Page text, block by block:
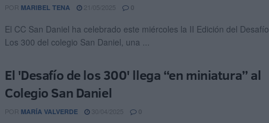
POR MARIBEL TENA 0
El CC San Daniel ha celebrado este miércoles la II Edición del Desafío
Los 300 del colegio San Daniel, una ...
El 'Desafío de los 300' llega “en miniatura” al
Colegio San Daniel
POR MARÍA VALVERDE 0